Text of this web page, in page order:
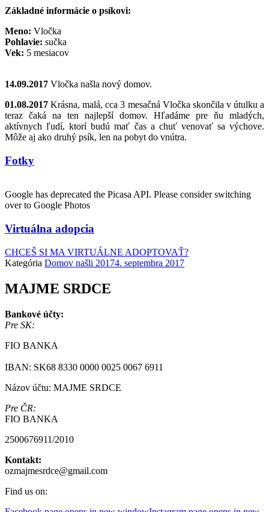
Základné informácie o psíkovi:
Meno: Vločka
Pohlavie: sučka
Vek: 5 mesiacov
14.09.2017 Vločka našla nový domov.
01.08.2017 Krásna, malá, cca 3 mesačná Vločka skončila v útulku a
teraz čaká na ten najlepší domov. Hľadáme pre ňu mladých,
aktívnych ľudí, ktorí budú mať čas a chuť venovať sa výchove.
Môže aj ako druhý psík, len na pobyt do vnútra.
Fotky
Google has deprecated the Picasa API. Please consider switching
over to Google Photos
Virtuálna adopcia
CHCEŠ SI MA VIRTUÁLNE ADOPTOVAŤ?
Kategória Domov našli 20174. septembra 2017
MAJME SRDCE
Bankové účty:
Pre SK:
FIO BANKA
IBAN: SK68 8330 0000 0025 0067 6911
Názov účtu: MAJME SRDCE
Pre ČR:
FIO BANKA
2500676911/2010
Kontakt:
ozmajmesrdce@gmail.com
Find us on: